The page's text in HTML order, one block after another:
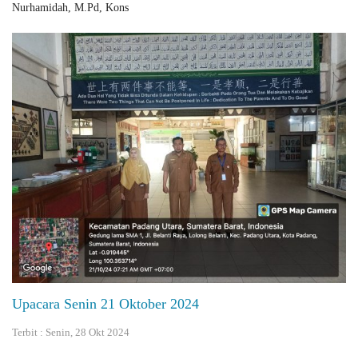
Nurhamidah, M.Pd, Kons
Upacara Senin 21 Oktober 2024
Terbit : Senin, 28 Okt 2024